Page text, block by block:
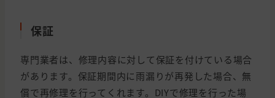
保証
専門業者は、修理内容に対して保証を付けている場合
があります。保証期間内に雨漏りが再発した場合、無
償で再修理を行ってくれます。DIYで修理を行った場